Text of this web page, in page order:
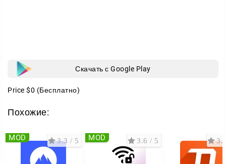
Скачать с Google Play
Price $0 (Бесплатно)
Похожие:
3.3 / 5
MOD 3.6 / 5
MOD